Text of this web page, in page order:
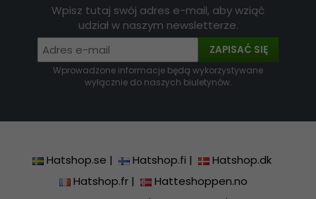
Wpisz tutaj swój adres e-mail, aby wziąć
udział w naszym newsletterze.
ZAPISAĆ SIĘ
Wprowadzone informacje będą wykorzystywane
wyłącznie do naszych biuletynów.
Hatshop.se | Hatshop.fi |
Hatshop.dk
Hatshop.fr|
Hatteshoppen.no